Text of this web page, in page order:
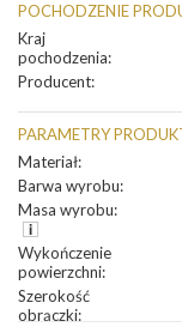
POCHODZENIE
Kraj
pochodzenia:
Producent:
PARAMETRY
Materiał:
Barwa wyrobu:
Masa wyrobu:
Wykończenie
powierzchni:
Szerokość
obrączki: